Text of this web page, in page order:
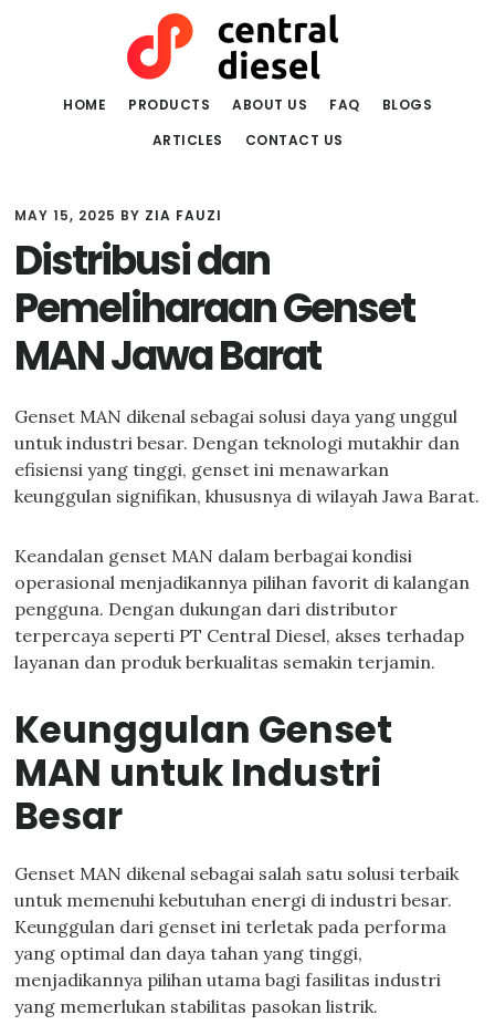
HOME PRODUCTS ABOUT US FAQ
BLOGS
ARTICLES
CONTACT US
MAY 15, 2025 BY ZIA FAUZI
Distribusi dan
Pemeliharaan Genset
MAN Jawa Barat
Genset MAN dikenal sebagai solusi daya yang unggul
untuk industri besar. Dengan teknologi mutakhir dan
efisiensi yang tinggi, genset ini menawarkan
keunggulan signifikan, khususnya di wilayah Jawa Barat.
Keandalan genset MAN dalam berbagai kondisi
operasional menjadikannya pilihan favorit di kalangan
pengguna. Dengan dukungan dari distributor
terpercaya seperti PT Central Diesel, akses terhadap
layanan dan produk berkualitas semakin terjamin.
Keunggulan Genset
MAN untuk Industri
Besar
Genset MAN dikenal sebagai salah satu solusi terbaik
untuk memenuhi kebutuhan energi di industri besar.
Keunggulan dari genset ini terletak pada performa
yang optimal dan daya tahan yang tinggi,
menjadikannya pilihan utama bagi fasilitas industri
yang memerlukan stabilitas pasokan listrik.